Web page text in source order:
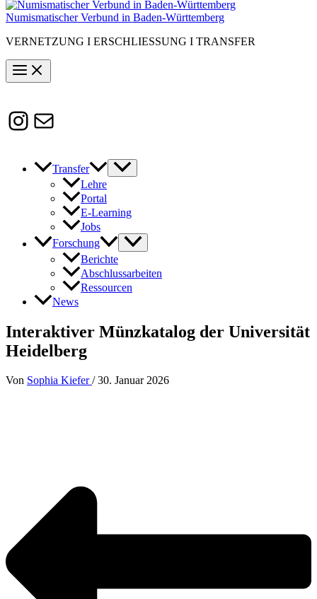
Numismatischer Verbund in Baden-Württemberg
VERNETZUNG I ERSCHLIESSUNG I TRANSFER
Instagram
Susanne.Boerner@zaw.uni-
heidelberg.de
Transfer
Lehre
Portal
E-Learning
Jobs
Forschung
Berichte
Abschlussarbeiten
Ressourcen
News
Interaktiver Münzkatalog der Universität
Heidelberg
Von Sophia Kiefer/30. Januar 2026